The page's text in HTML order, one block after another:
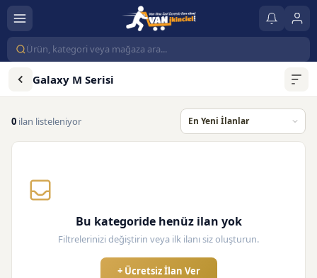
Galaxy M Serisi
0 ilan listeleniyor
Bu kategoride henüz ilan yok
Filtrelerinizi değiştirin veya ilk ilanı siz oluşturun.
+ Ücretsiz İlan Ver